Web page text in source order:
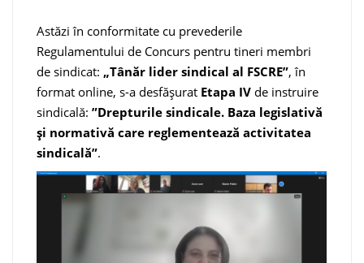
Astăzi în conformitate cu prevederile
Regulamentului de Concurs pentru tineri membri
de sindicat: „Tânăr lider sindical al FSCRE”, în
format online, s-a desfășurat Etapa IV de instruire
sindicală: ”Drepturile sindicale. Baza legislativă
și normativă care reglementează activitatea
sindicală”.